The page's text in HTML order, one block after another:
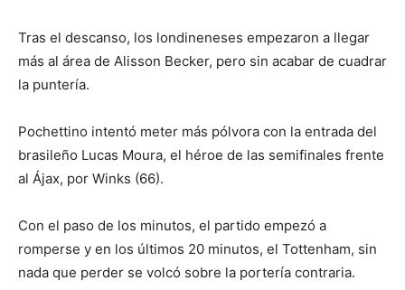
Tras el descanso, los londineneses empezaron a llegar
más al área de Alisson Becker, pero sin acabar de cuadrar
la puntería.
Pochettino intentó meter más pólvora con la entrada del
brasileño Lucas Moura, el héroe de las semifinales frente
al Ájax, por Winks (66).
Con el paso de los minutos, el partido empezó a
romperse y en los últimos 20 minutos, el Tottenham, sin
nada que perder se volcó sobre la portería contraria.